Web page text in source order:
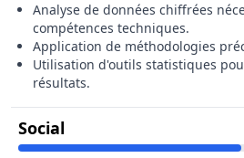
Analyse de données chiffrées
compétences techniques.
Application de méthodologies
Utilisation d'outils statistiques
résultats.
SocialPour Le Métier De